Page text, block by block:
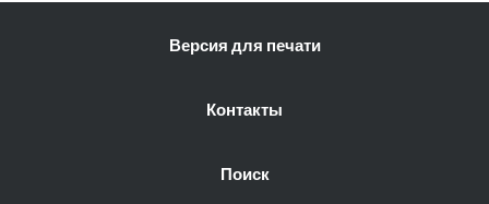
Версия для печати
Контакты
Поиск